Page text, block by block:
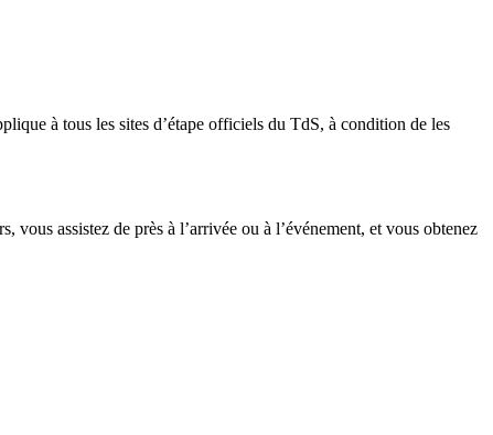
à tous les sites d’étape officiels du TdS, à condition de les
assistez de près à l’arrivée ou à l’événement, et vous obtenez